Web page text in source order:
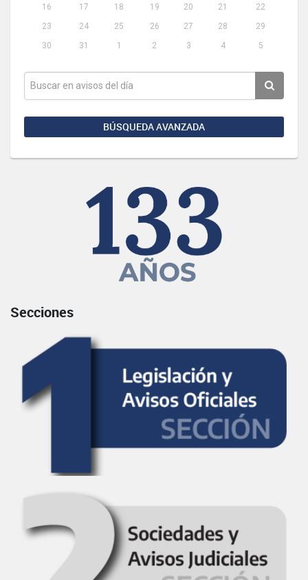
16
17 18 19 20 21
22
23
24 25 26 27 28
29
30
31 1 2 3 4 5
BÚSQUEDA AVANZADA
Secciones